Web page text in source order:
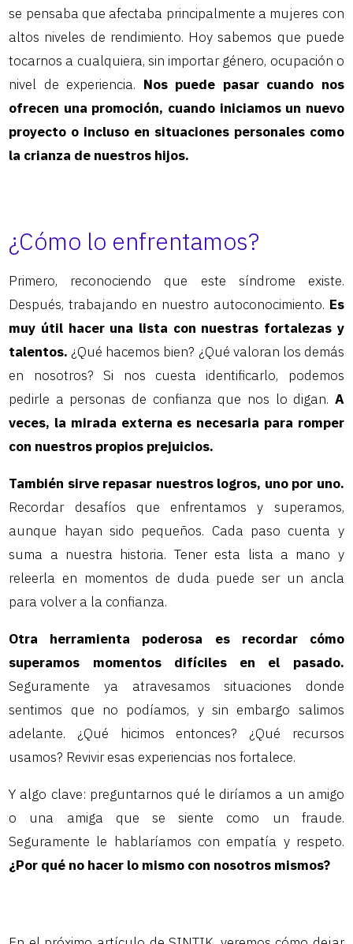
se pensaba que afectaba principalmente a mujeres con
altos niveles de rendimiento. Hoy sabemos que puede
tocarnos a cualquiera, sin importar género, ocupación o
nivel de experiencia. Nos puede pasar cuando nos
ofrecen una promoción, cuando iniciamos un nuevo
proyecto o incluso en situaciones personales como
la crianza de nuestros hijos.
¿Cómo lo enfrentamos?
Primero, reconociendo que este síndrome existe.
Después, trabajando en nuestro autoconocimiento. Es
muy útil hacer una lista con nuestras fortalezas y
talentos. ¿Qué hacemos bien? ¿Qué valoran los demás
en nosotros? Si nos cuesta identificarlo, podemos
pedirle a personas de confianza que nos lo digan. A
veces, la mirada externa es necesaria para romper
con nuestros propios prejuicios.
También sirve repasar nuestros logros, uno por uno.
Recordar desafíos que enfrentamos y superamos,
aunque hayan sido pequeños. Cada paso cuenta y
suma a nuestra historia. Tener esta lista a mano y
releerla en momentos de duda puede ser un ancla
para volver a la confianza.
Otra herramienta poderosa es recordar cómo
superamos momentos difíciles en el pasado.
Seguramente ya atravesamos situaciones donde
sentimos que no podíamos, y sin embargo salimos
adelante. ¿Qué hicimos entonces? ¿Qué recursos
usamos? Revivir esas experiencias nos fortalece.
Y algo clave: preguntarnos qué le diríamos a un amigo
o una amiga que se siente como un fraude.
Seguramente le hablaríamos con empatía y respeto.
¿Por qué no hacer lo mismo con nosotros mismos?